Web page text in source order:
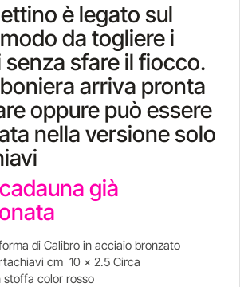
è legato sul
da togliere i
sfare il fiocco.
arriva pronta
oppure può essere
nella versione solo
già
di Calibro in acciaio bronzato
cm 10 x 2.5 Circa
color rosso